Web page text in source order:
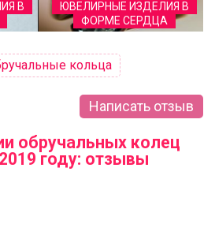
В
ЮВЕЛИРНЫЕ ИЗДЕЛИЯ В
ФОРМЕ СЕРДЦА
кольца
Написать отзыв
обручальных колец
году: отзывы